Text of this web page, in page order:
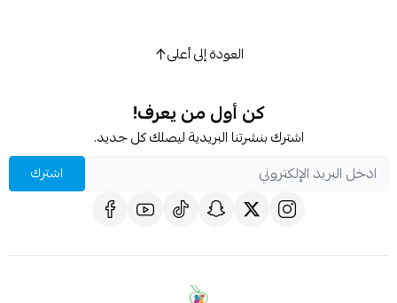
العودة إلى أعلى
كن أول من يعرف!
اشترك بنشرتنا البريدية ليصلك كل جديد.
اشترك